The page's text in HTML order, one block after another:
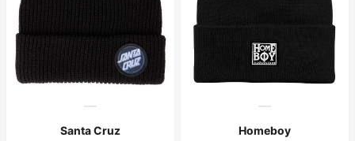
Santa Cruz
Homeboy